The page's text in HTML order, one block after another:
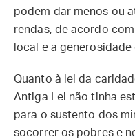
podem dar menos ou
rendas, de acordo
local e a
Quanto à lei da
Antiga Lei não tinha
para o sustento dos
socorrer os pobres e